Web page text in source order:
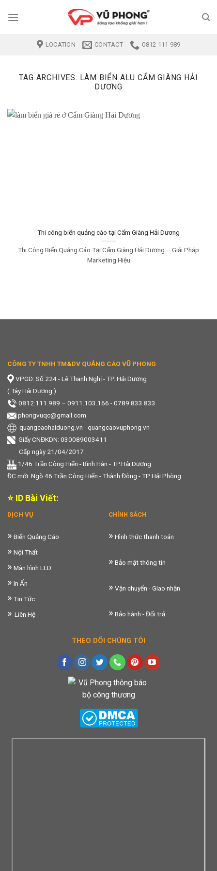
LOCATION CONTACT 0812 111 989
TAG ARCHIVES: LÀM BIỂN ALU CẨM GIÀNG HẢI
DƯƠNG
Thi công biển quảng cáo tại Cẩm Giàng Hải Dương
Thi Công Biển Quảng Cáo Tại Cẩm Giàng Hải Dương – Giải Pháp
Marketing Hiệu
CÔNG TY TNHH TM&DV QUẢNG CÁO VŨ PHONG
VPGD: Số 224 - Lê Thanh Nghị - TP. Hải Dương
( Tây Hải Dương )
0812.111.989 – 0911.103.166 - 0789 833 833
phongvuqc@gmail.com
quangcaohaiduong.vn -quangcaovuphong.vn
Giấy CNĐKDN: 030089003411
Cấp ngày 21/04/2017
1/46 Trần Công Hiến - Bình Hàn - TP.Hải Dương
ĐC mới: Ngõ 46 Trần Công Hiến - Thành Đông - TP Hải Phòng
⭐ ID Bài Viết:
DỊCH VỤ
» Biển Quảng Cáo
» Nội Thất
» Màn hình LED
» In Ấn
» Tin Tức
» Liên Hệ
CHÍNH SÁCH
» Hình thức thanh toán
» Bảo mật thông tin
» Vận chuyển - Giao nhận
» Bảo hành - Đổi trả
THEO DÕI CHÚNG TÔI